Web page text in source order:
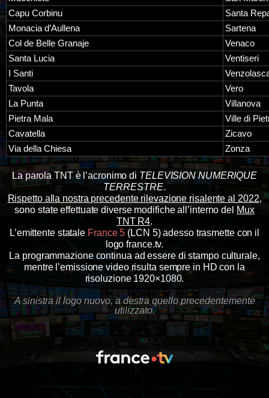
Capu Corbinu
Santa
Monacia d’Aullena
Sartena
Col de Belle Granaje
Venaco
Santa Lucia
Ventiseri
I Santi
Tavola
Vero
La Punta
Villanova
Pietra Mala
Ville di
Cavatella
Zicavo
Via della Chiesa
Zonza
La parola TNT è l’acronimo di TELEVISION NUMERIQUE
TERRESTRE.
Rispetto alla nostra precedente rilevazione risalente al 2022,
sono state effettuate diverse modifiche all’interno del Mux
TNT R4.
L’emittente statale France 5 (LCN 5) adesso trasmette con il
logo france.tv.
La programmazione continua ad essere di stampo culturale,
mentre l’emissione video risulta sempre in HD con la
risoluzione 1920×1080.
A sinistra il logo nuovo, a destra quello precedentemente
utilizzato.